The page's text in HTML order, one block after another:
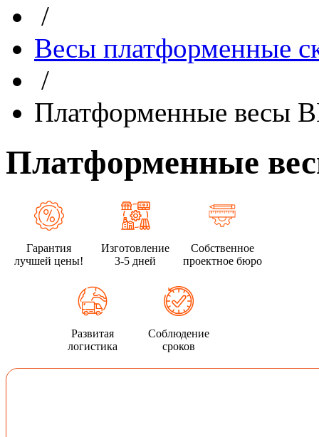
/
Весы платформенные
/
Платформенные весы
Платформенные
Гарантия
лучшей цены!
Изготовление
3-5 дней
Собственное
проектное бюро
Развитая
логистика
Соблюдение
сроков